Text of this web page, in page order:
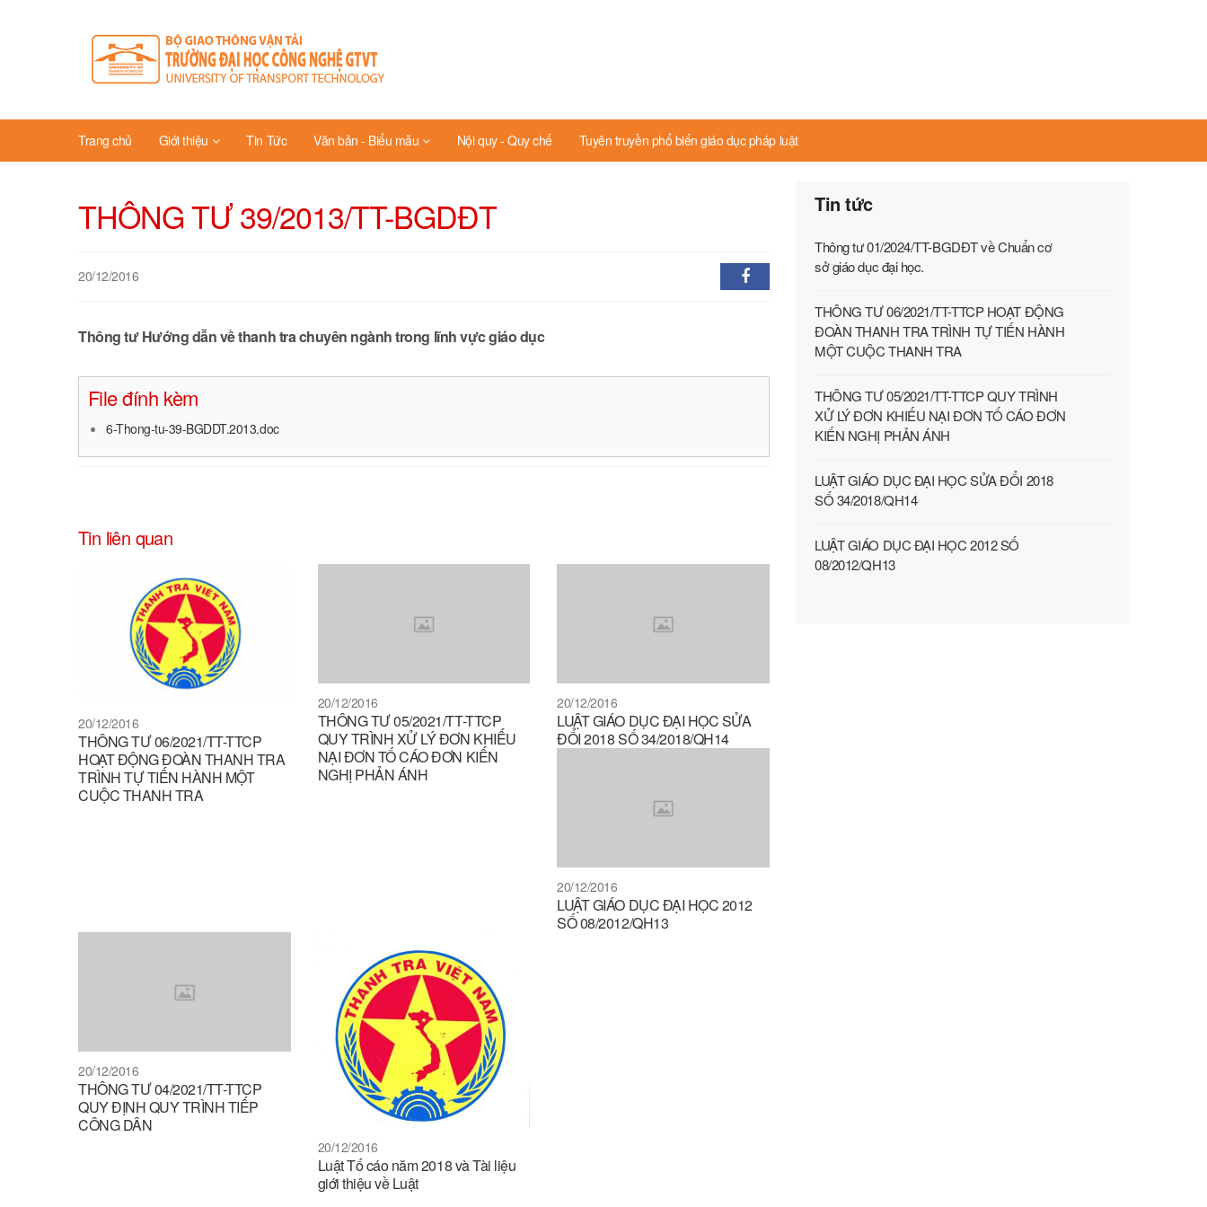
Trang chủ Giới thiệu Tin Tức Văn bản - Biểu mẫu Nội quy - Quy chế Tuyên truyền phổ biến giáo dục pháp luật
THÔNG TƯ 39/2013/TT-BGDĐT
20/12/2016
Thông tư Hướng dẫn về thanh tra chuyên ngành trong lĩnh vực giáo dục
File đính kèm
6-Thong-tu-39-BGDDT.2013.doc
Tin liên quan
20/12/2016
THÔNG TƯ 06/2021/TT-TTCP
HOẠT ĐỘNG ĐOÀN THANH TRA
TRÌNH TỰ TIẾN HÀNH MỘT
CUỘC THANH TRA
20/12/2016
THÔNG TƯ 05/2021/TT-TTCP
QUY TRÌNH XỬ LÝ ĐƠN KHIẾU
NẠI ĐƠN TỐ CÁO ĐƠN KIẾN
NGHỊ PHẢN ÁNH
20/12/2016
LUẬT GIÁO DỤC ĐẠI HỌC SỬA
ĐỔI 2018 SỐ 34/2018/QH14
20/12/2016
LUẬT GIÁO DỤC ĐẠI HỌC 2012
SỐ 08/2012/QH13
20/12/2016
THÔNG TƯ 04/2021/TT-TTCP
QUY ĐỊNH QUY TRÌNH TIẾP
CÔNG DÂN
20/12/2016
Luật Tố cáo năm 2018 và Tài liệu
giới thiệu về Luật
Tin tức
Thông tư 01/2024/TT-BGDĐT về Chuẩn cơ
sở giáo dục đại học.
THÔNG TƯ 06/2021/TT-TTCP HOẠT ĐỘNG
ĐOÀN THANH TRA TRÌNH TỰ TIẾN HÀNH
MỘT CUỘC THANH TRA
THÔNG TƯ 05/2021/TT-TTCP QUY TRÌNH
XỬ LÝ ĐƠN KHIẾU NẠI ĐƠN TỐ CÁO ĐƠN
KIẾN NGHỊ PHẢN ÁNH
LUẬT GIÁO DỤC ĐẠI HỌC SỬA ĐỔI 2018
SỐ 34/2018/QH14
LUẬT GIÁO DỤC ĐẠI HỌC 2012 SỐ
08/2012/QH13